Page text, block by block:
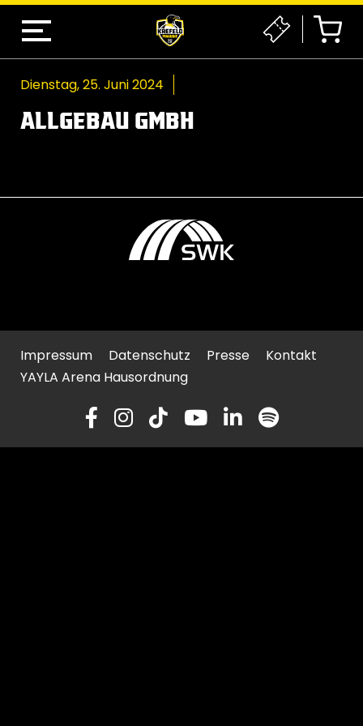
Dienstag, 25. Juni 2024
ALLGEBAU GMBH
Impressum Datenschutz Presse
Kontakt
YAYLA Arena Hausordnung